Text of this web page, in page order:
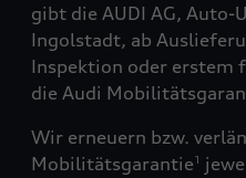
gibt die AUDI AG,
Ingolstadt, ab
Inspektion oder erstem
die Audi
Wir erneuern bzw.
Mobilitätsgarantie1